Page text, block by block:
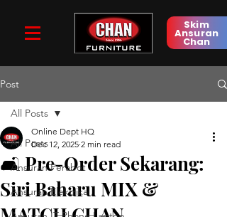
Skim
Ansuran
Chan
Post
All Posts
Ansuran Perabot
Ansuran Elektrikal
All Posts
🛋️ Pre-Order Sekarang:
Siri Baharu MIX &
Online Dept HQ
Dec 12, 2025 2 min read